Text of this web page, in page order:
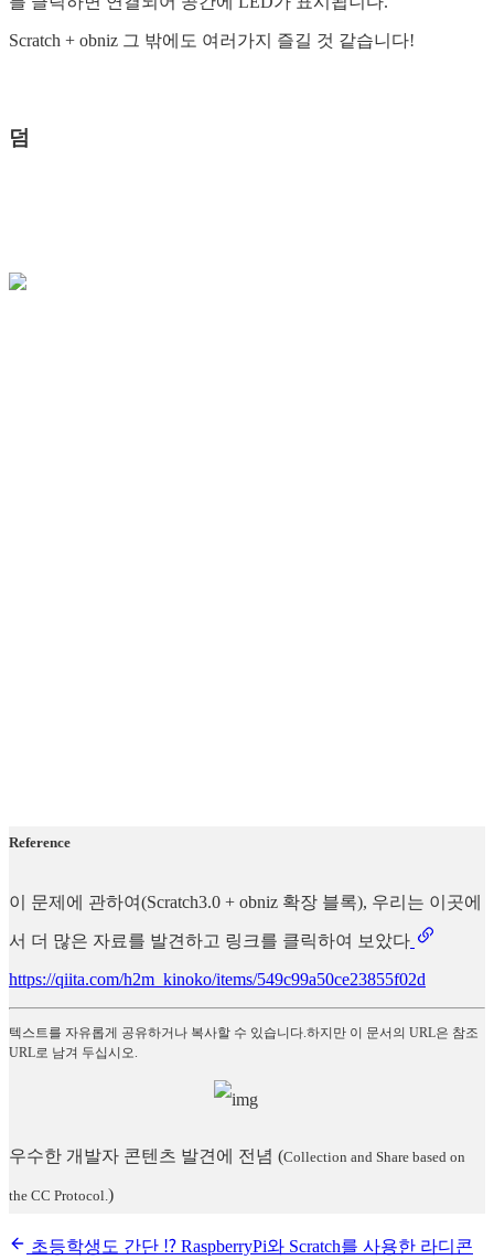
Scratch + obniz 그 밖에도 여러가지 즐길 것 같습니다!
덤
Reference
이 문제에 관하여(Scratch3.0 + obniz 확장 블록), 우리는 이곳에
서 더 많은 자료를 발견하고 링크를 클릭하여 보았다
https://qiita.com/h2m_kinoko/items/549c99a50ce23855f02d
텍스트를 자유롭게 공유하거나 복사할 수 있습니다.하지만 이 문서의 URL은 참조
URL로 남겨 두십시오.
우수한 개발자 콘텐츠 발견에 전념 (Collection and Share based on
the CC Protocol.)
초등학생도 간단 ⁉ RaspberryPi와 Scratch를 사용한 라디콘